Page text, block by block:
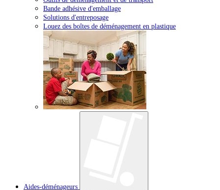
Bande adhésive d'emballage
Solutions d'entreposage
Louez des boîtes de déménagement en plastique
Aides-déménageurs